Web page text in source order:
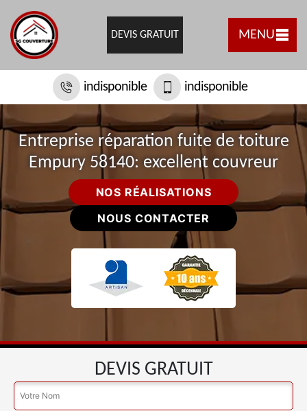
DEVIS GRATUIT MENU
indisponible indisponible
Entreprise réparation fuite de toiture
Empury 58140: excellent couvreur
NOS RÉALISATIONS
NOUS CONTACTER
DEVIS GRATUIT